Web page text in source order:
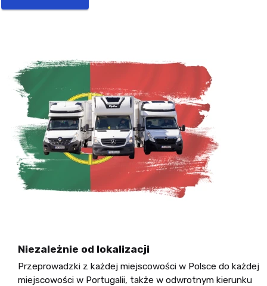
Niezależnie od lokalizacji
Przeprowadzki z każdej miejscowości w Polsce do każdej
miejscowości w Portugalii, także w odwrotnym kierunku